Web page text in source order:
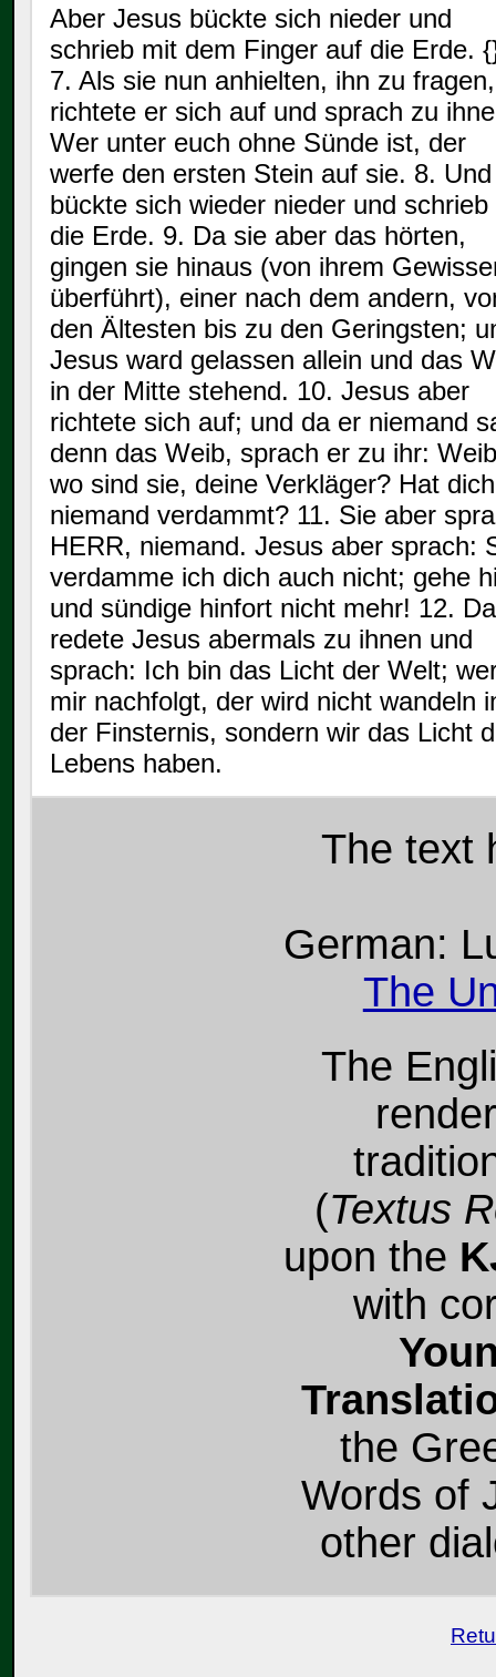
Aber Jesus bückte sich nieder und
schrieb mit dem Finger auf die Erde.
7. Als sie nun anhielten, ihn zu fragen,
richtete er sich auf und sprach zu
Wer unter euch ohne Sünde ist, der
werfe den ersten Stein auf sie. 8. Und
bückte sich wieder nieder und schrieb
die Erde. 9. Da sie aber das hörten,
gingen sie hinaus (von ihrem
überführt), einer nach dem andern,
den Ältesten bis zu den Geringsten;
Jesus ward gelassen allein und das
in der Mitte stehend. 10. Jesus aber
richtete sich auf; und da er niemand
denn das Weib, sprach er zu ihr:
wo sind sie, deine Verkläger? Hat dich
niemand verdammt? 11. Sie aber
HERR, niemand. Jesus aber sprach:
verdamme ich dich auch nicht; gehe
und sündige hinfort nicht mehr! 12. Da
redete Jesus abermals zu ihnen und
sprach: Ich bin das Licht der Welt;
mir nachfolgt, der wird nicht wandeln
der Finsternis, sondern wir das Licht
Lebens haben.
Thetext
German:
The
The
(Textus
upon the
with
the
Words of
other